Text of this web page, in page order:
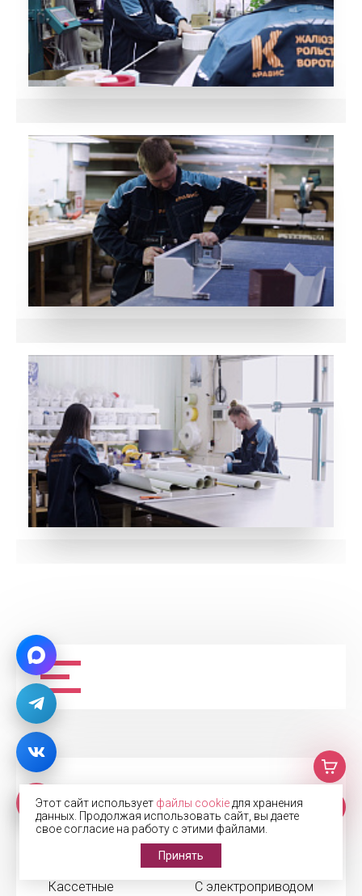
Жалюзи
Горизонтальные
Кассетные
Рулонные шторы
Блэкаут
День-Ночь
Кассетные
С электроприводом
Этот сайт использует файлы cookie для хранения
данных. Продолжая использовать сайт, вы даете
свое согласие на работу с этими файлами.
Принять